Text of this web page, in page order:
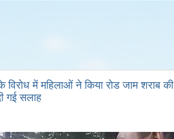
में महिलाओं ने किया रोड जाम शराब
गई सलाह